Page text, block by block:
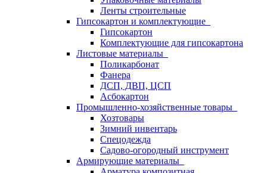
Ленты строительные
Гипсокартон и комплектующие
Гипсокартон
Комплектующие для гипсокартона
Листовые материалы
Поликарбонат
Фанера
ДСП, ДВП, ЦСП
Асбокартон
Промышленно-хозяйственные товары
Хозтовары
Зимний инвентарь
Спецодежда
Садово-огородный инструмент
Армирующие материалы